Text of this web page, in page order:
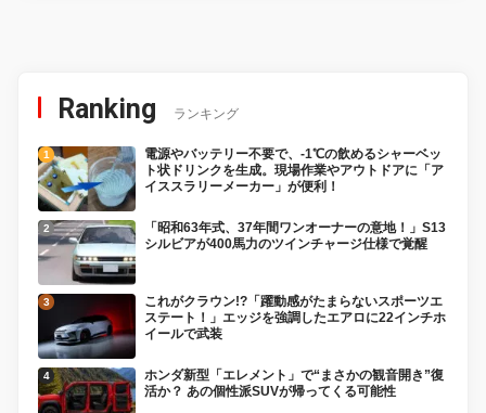
Ranking ランキング
電源やバッテリー不要で、-1℃の飲めるシャーベッ
ト状ドリンクを生成。現場作業やアウトドアに「ア
イススラリーメーカー」が便利！
「昭和63年式、37年間ワンオーナーの意地！」S13
シルビアが400馬力のツインチャージ仕様で覚醒
これがクラウン!?「躍動感がたまらないスポーツエ
ステート！」エッジを強調したエアロに22インチホ
イールで武装
ホンダ新型「エレメント」で“まさかの観音開き”復
活か？ あの個性派SUVが帰ってくる可能性